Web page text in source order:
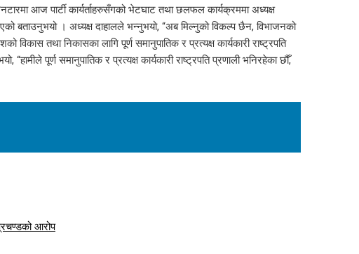
आज पार्टी कार्यर्ताहरुसँगको भेटघाट तथा छलफल कार्यक्रममा अध्यक्ष
बताउनुभयो । अध्यक्ष दाहालले भन्नुभयो, “अब मिल्नुको विकल्प छैन, विभाजनको
तथा निकासका लागि पूर्ण समानुपातिक र प्रत्यक्ष कार्यकारी राष्ट्रपति
पूर्ण समानुपातिक र प्रत्यक्ष कार्यकारी राष्ट्रपति प्रणाली भनिरहेका छौँ,